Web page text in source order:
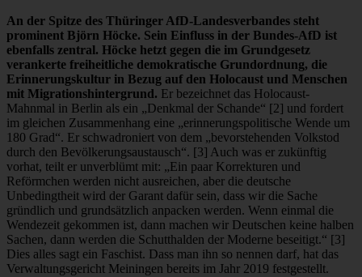
An der Spitze des Thüringer AfD-Landesverbandes steht
prominent Björn Höcke. Sein Einfluss in der Bundes-AfD ist
ebenfalls zentral. Höcke hetzt gegen die im Grundgesetz
verankerte freiheitliche demokratische Grundordnung, die
Erinnerungskultur in Bezug auf den Holocaust und Menschen
mit Migrationshintergrund. Er bezeichnet das Holocaust-
Mahnmal in Berlin als ein „Denkmal der Schande“ [2] und fordert
im gleichen Zusammenhang eine „erinnerungspolitische Wende um
180 Grad“. Er schwadroniert von dem „bevorstehenden Volkstod
durch den Bevölkerungsaustausch“. [3] Auch was er zukünftig
vorhat, teilt er unverblümt mit: „Ein paar Korrekturen und
Reförmchen werden nicht ausreichen, aber die deutsche
Unbedingtheit wird der Garant dafür sein, dass wir die Sache
gründlich und grundsätzlich anpacken werden. Wenn einmal die
Wendezeit gekommen ist, dann machen wir Deutschen keine halben
Sachen, dann werden die Schutthalden der Moderne beseitigt.“ [3]
Dies alles sagt ein Faschist. Dass man ihn so nennen darf, hat das
Verwaltungsgericht Meiningen bereits im Jahr 2019 festgestellt.